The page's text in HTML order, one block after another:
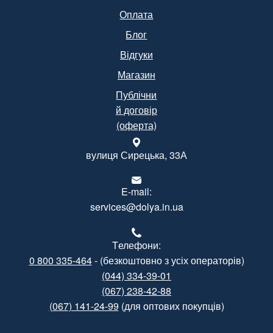
Оплата
Блог
Відгуки
Магазин
Публічни
й договір
(оферта)
вулиця Сирецька, 33А
E-mail:
services@dolya.in.ua
Tелефони:
0 800 335-464- (безкоштовно з усіх операторів)
(044) 334-39-01
(067) 238-42-88
(067) 141-24-99 (для оптових покупців)